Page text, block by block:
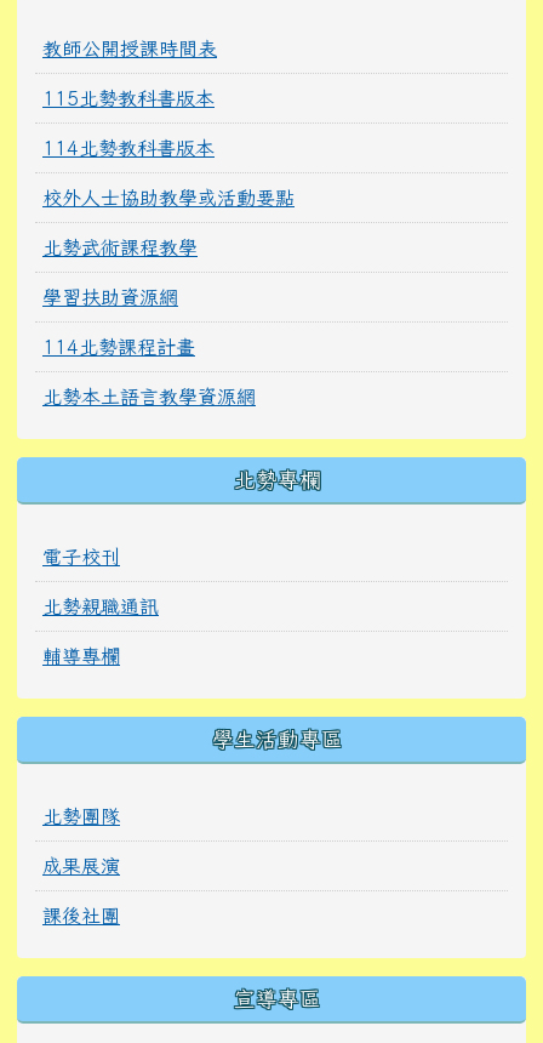
教師公開授課時間表
115北勢教科書版本
114北勢教科書版本
校外人士協助教學或活動要點
北勢武術課程教學
學習扶助資源網
114北勢課程計畫
北勢本土語言教學資源網
北勢專欄
電子校刊
北勢親職通訊
輔導專欄
學生活動專區
北勢團隊
成果展演
課後社團
宣導專區